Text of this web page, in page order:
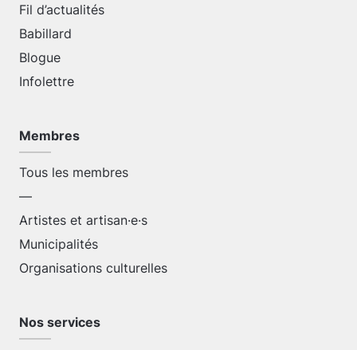
Fil d’actualités
Babillard
Blogue
Infolettre
Membres
Tous les membres
—
Artistes et artisan·e·s
Municipalités
Organisations culturelles
Nos services